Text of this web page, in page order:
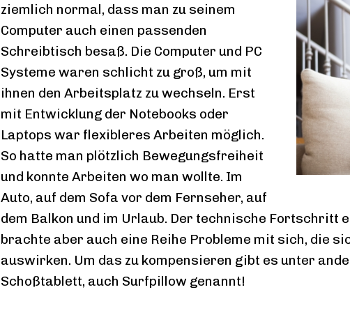
ziemlich normal, dass man zu seinem
Computer auch einen passenden
Schreibtisch besaß. Die Computer und PC
Systeme waren schlicht zu groß, um mit
ihnen den Arbeitsplatz zu wechseln. Erst
mit Entwicklung der Notebooks oder
Laptops war flexibleres Arbeiten möglich.
So hatte man plötzlich Bewegungsfreiheit
und konnte Arbeiten wo man wollte. Im
Auto, auf dem Sofa vor dem Fernseher, auf
dem Balkon und im Urlaub. Der technische Fortschritt
brachte aber auch eine Reihe Probleme mit sich, die
auswirken. Um das zu kompensieren gibt es unter
Schoßtablett, auch Surfpillow genannt!